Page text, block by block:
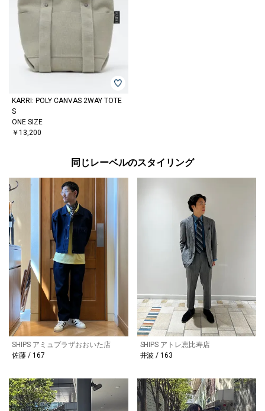
KARRI: POLY CANVAS 2WAY TOTE
S
ONE SIZE
￥13,200
同じレーベルのスタイリング
SHIPS アミュプラザおおいた店
佐藤 / 167
SHIPS アトレ恵比寿店
井波 / 163